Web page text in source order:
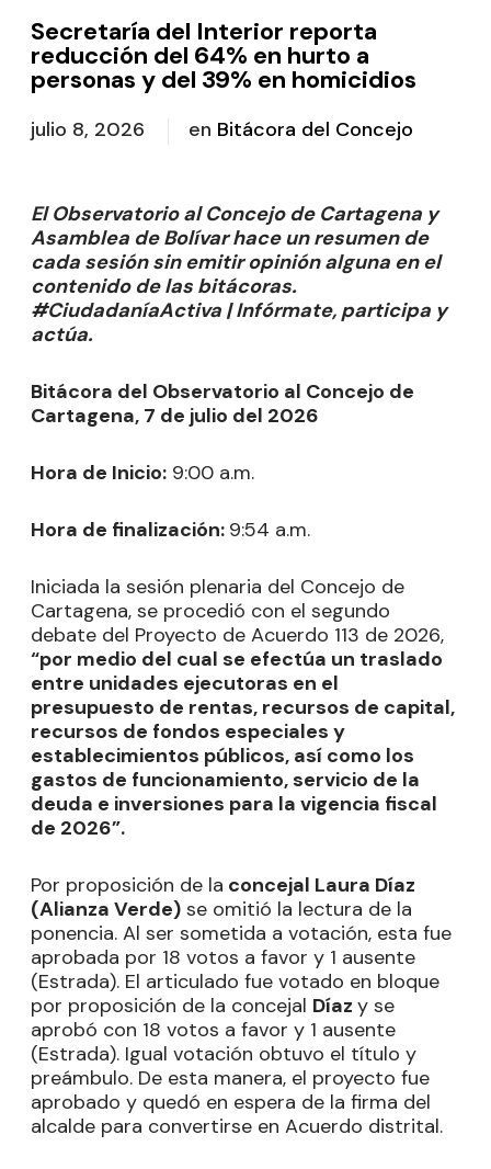
Secretaría del Interior reporta
reducción del 64% en hurto a
personas y del 39% en homicidios
julio 8, 2026 en Bitácora del Concejo
El Observatorio al Concejo de Cartagena y
Asamblea de Bolívar hace un resumen de
cada sesión sin emitir opinión alguna en el
contenido de las bitácoras.
#CiudadaníaActiva | Infórmate, participa y
actúa.
Bitácora del Observatorio al Concejo de
Cartagena, 7 de julio del 2026
Hora de Inicio: 9:00 a.m.
Hora de finalización: 9:54 a.m.
Iniciada la sesión plenaria del Concejo de
Cartagena, se procedió con el segundo
debate del Proyecto de Acuerdo 113 de 2026,
“por medio del cual se efectúa un traslado
entre unidades ejecutoras en el
presupuesto de rentas, recursos de capital,
recursos de fondos especiales y
establecimientos públicos, así como los
gastos de funcionamiento, servicio de la
deuda e inversiones para la vigencia fiscal
de 2026”.
Por proposición de la concejal Laura Díaz
(Alianza Verde) se omitió la lectura de la
ponencia. Al ser sometida a votación, esta fue
aprobada por 18 votos a favor y 1 ausente
(Estrada). El articulado fue votado en bloque
por proposición de la concejal Díaz y se
aprobó con 18 votos a favor y 1 ausente
(Estrada). Igual votación obtuvo el título y
preámbulo. De esta manera, el proyecto fue
aprobado y quedó en espera de la firma del
alcalde para convertirse en Acuerdo distrital.